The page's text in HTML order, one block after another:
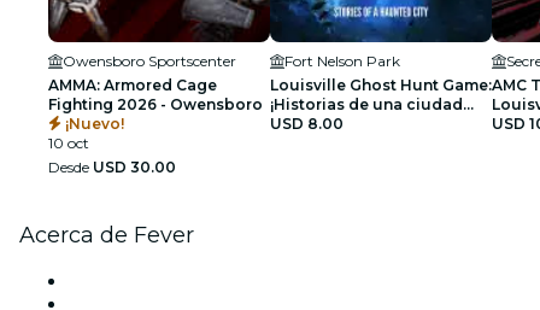
Owensboro Sportscenter
AMMA: Armored Cage
Fighting 2026 - Owensboro
¡Nuevo!
10 oct
Desde USD 30.00
Fort Nelson Park
Louisville Ghost Hunt Game:
¡Historias de una ciudad
encantada!
USD 8.00
AMC
USD
Acerca de Fever